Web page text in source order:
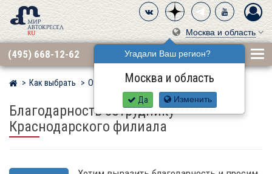
Москва и область
Угадали Ваш регион?
Москва и область
Да Изменить
(495) 668-12-62
Мир детских автокресел
Как выбрать Отзывы
Благодарность сотруднику
Краснодарского филиала